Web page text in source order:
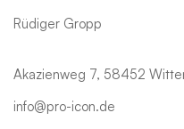
Rüdiger Gropp
Akazienweg 7, 58452
info@pro-icon.de